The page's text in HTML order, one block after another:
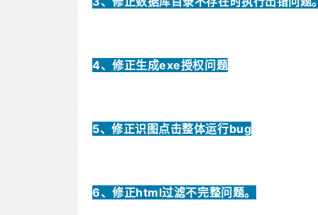
4、修正生成exe授权问题
5、修正识图点击整体运行bug
6、修正html过滤不完整问题。